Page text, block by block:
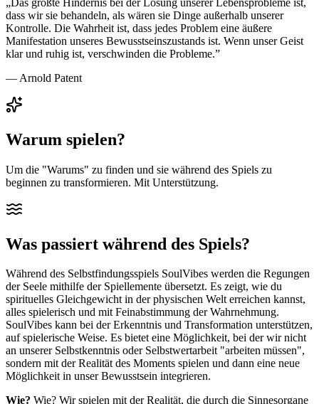
dass wir sie behandeln, als wären sie Dinge außerhalb unserer
Kontrolle. Die Wahrheit ist, dass jedes Problem eine äußere
Manifestation unseres Bewusstseinszustands ist. Wenn unser Geist
klar und ruhig ist, verschwinden die Probleme.”
— Arnold Patent
Warum spielen?
Um die "Warums" zu finden und sie während des Spiels zu
beginnen zu transformieren. Mit Unterstützung.
Was passiert während des Spiels?
Während des Selbstfindungsspiels SoulVibes werden die Regungen
der Seele mithilfe der Spiellemente übersetzt. Es zeigt, wie du
spirituelles Gleichgewicht in der physischen Welt erreichen kannst,
alles spielerisch und mit Feinabstimmung der Wahrnehmung.
SoulVibes kann bei der Erkenntnis und Transformation unterstützen,
auf spielerische Weise. Es bietet eine Möglichkeit, bei der wir nicht
an unserer Selbstkenntnis oder Selbstwertarbeit "arbeiten müssen",
sondern mit der Realität des Moments spielen und dann eine neue
Möglichkeit in unser Bewusstsein integrieren.
Wie? Wie? Wir spielen mit der Realität, die durch die Sinnesorgane